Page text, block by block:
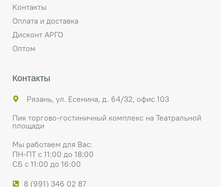
Контакты
Оплата и доставка
Дисконт АРГО
Оптом
Контакты
Рязань, ул. Есенина, д. 64/32, офис 103
Пик торгово-гостиничный комплекс на Театральной
площади
Мы работаем для Вас:
ПН-ПТ с 11:00 до 18:00
СБ с 11:00 до 16:00
8 (991) 346 02 87